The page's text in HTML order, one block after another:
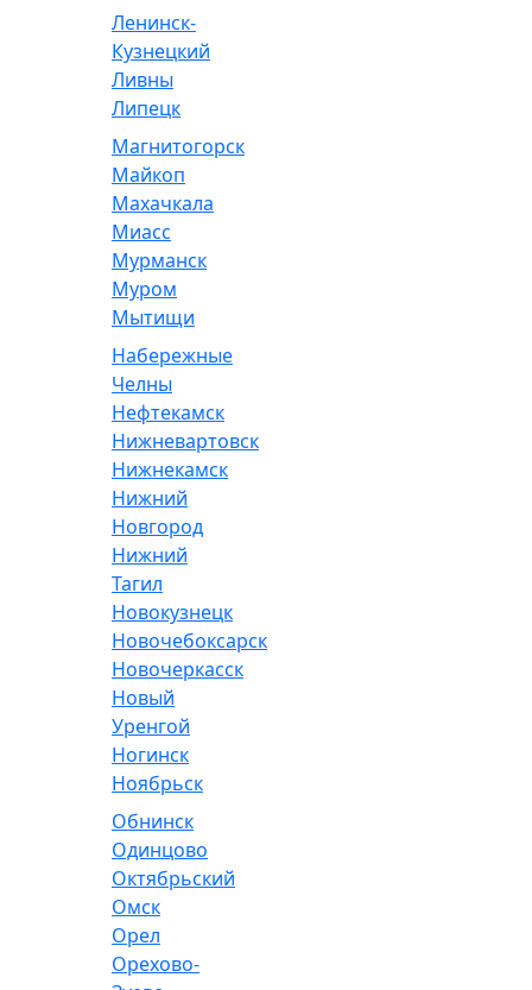
Ленинск-
Кузнецкий
Ливны
Липецк
Магнитогорск
Майкоп
Махачкала
Миасс
Мурманск
Муром
Мытищи
Набережные
Челны
Нефтекамск
Нижневартовск
Нижнекамск
Нижний
Новгород
Нижний
Тагил
Новокузнецк
Новочебоксарск
Новочеркасск
Новый
Уренгой
Ногинск
Ноябрьск
Обнинск
Одинцово
Октябрьский
Омск
Орел
Орехово-